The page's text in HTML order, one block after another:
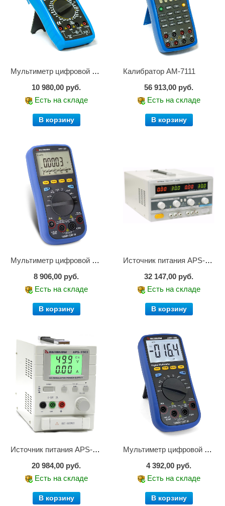
Мультиметр цифровой АМ-1083
10 980,00 руб.
Есть на складе
В корзину
Калибратор АМ-7111
56 913,00 руб.
Есть на складе
В корзину
Мультиметр цифровой АММ-1221
8 906,00 руб.
Есть на складе
В корзину
Источник питания APS-2236
32 147,00 руб.
Есть на складе
В корзину
Источник питания APS-1503
20 984,00 руб.
Есть на складе
В корзину
Мультиметр цифровой АММ-1203
4 392,00 руб.
Есть на складе
В корзину